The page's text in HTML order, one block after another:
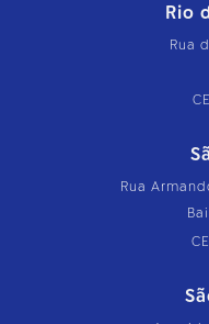
Rio
Rua
Rua